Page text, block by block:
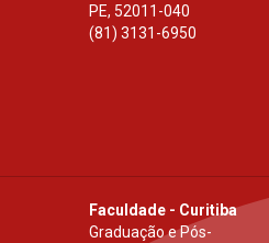
PE, 52011-040
(81) 3131-6950
Faculdade - Curitiba
Graduação e Pós-